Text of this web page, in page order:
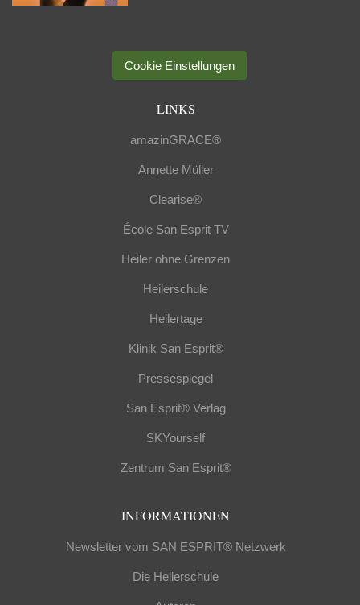
Cookie Einstellungen
LINKS
amazinGRACE®
Annette Müller
Clearise®
École San Esprit TV
Heiler ohne Grenzen
Heilerschule
Heilertage
Klinik San Esprit®
Pressespiegel
San Esprit® Verlag
SKYourself
Zentrum San Esprit®
INFORMATIONEN
Newsletter vom SAN ESPRIT® Netzwerk
Die Heilerschule